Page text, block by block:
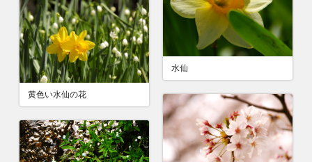
水仙
黄色い水仙の花